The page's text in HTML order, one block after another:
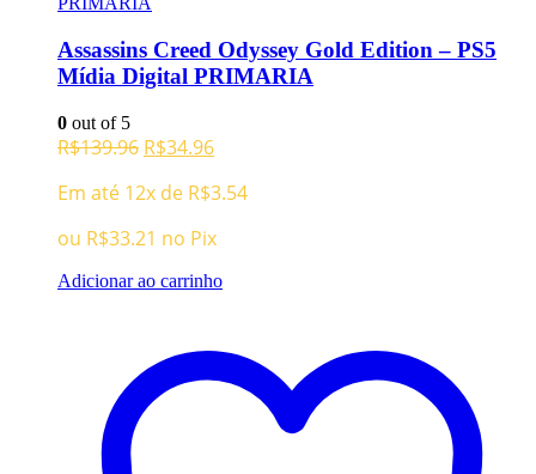
Assassins Creed Odyssey Gold Edition – PS5
Mídia Digital PRIMARIA
0 out of 5
R$139.96 O
original
era:
R$139.96.
R$34.96O
atual
R$34.96.
Em até 12x de R$3.54
ou R$33.21 no Pix
Adicionar ao carrinho